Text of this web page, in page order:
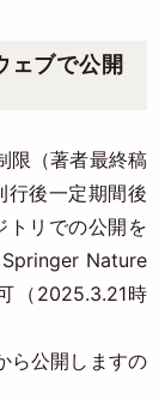
ェブで公開
限（著者最終稿
行後一定期間後
トリでの公開を
Nature
（2025.3.21時
ら公開しますの